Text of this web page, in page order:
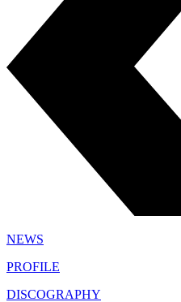
NEWS
PROFILE
DISCOGRAPHY